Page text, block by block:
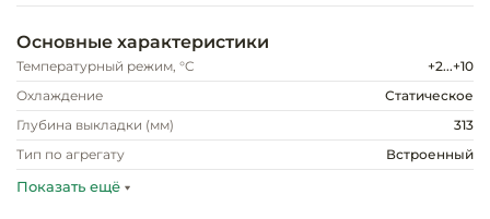
Инвентарь
Кухонный
Посуда и
Основные характеристики
Температурный режим, °C
+2...+10
Охлаждение
Статическое
Глубина выкладки (мм)
313
Тип по агрегату
Встроенный
Показать ещё